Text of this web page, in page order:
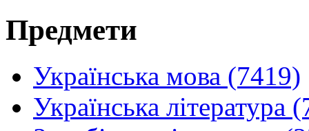
Предмети
Українська мова (7419)
Українська література